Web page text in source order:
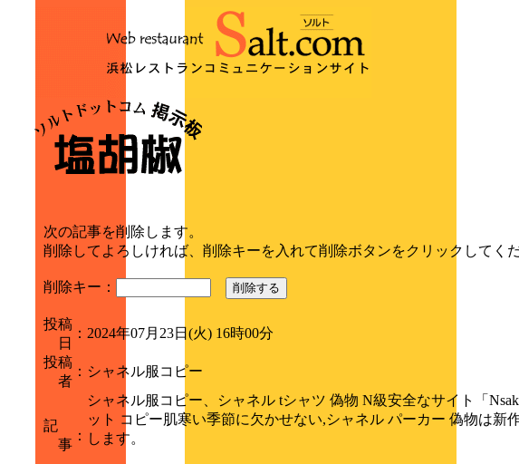
次の記事を削除します。
削除してよろしければ、削除キーを入れて削除ボタンをクリックしてくだ
削除キー： 削除する
投稿
日
： 2024年07月23日(火) 16時00分
投稿
者
： シャネル服コピー
記
事
：
シャネル服コピー、シャネル tシャツ 偽物 N級安全なサイト「
ット コピー肌寒い季節に欠かせない,シャネル パーカー 偽物は
します。